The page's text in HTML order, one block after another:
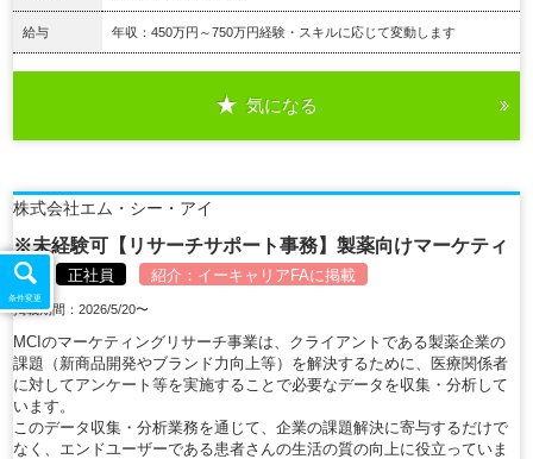
給与 年収：450万円～750万円経験・スキルに応じて変動します
気になる
株式会社エム・シー・アイ
※未経験可【リサーチサポート事務】製薬向けマーケティ
ング
正社員 紹介： イーキャリアFAに掲載
掲載期間：2026/5/20〜
MCIのマーケティングリサーチ事業は、クライアントである製薬企業の
課題（新商品開発やブランド力向上等）を解決するために、医療関係者
に対してアンケート等を実施することで必要なデータを収集・分析して
います。
このデータ収集・分析業務を通じて、企業の課題解決に寄与するだけで
なく、エンドユーザーである患者さんの生活の質の向上に役立っていま
条件変更